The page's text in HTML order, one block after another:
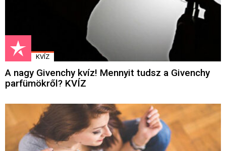
KVÍZ
A nagy Givenchy kvíz! Mennyit tudsz a Givenchy
parfümökről? KVÍZ